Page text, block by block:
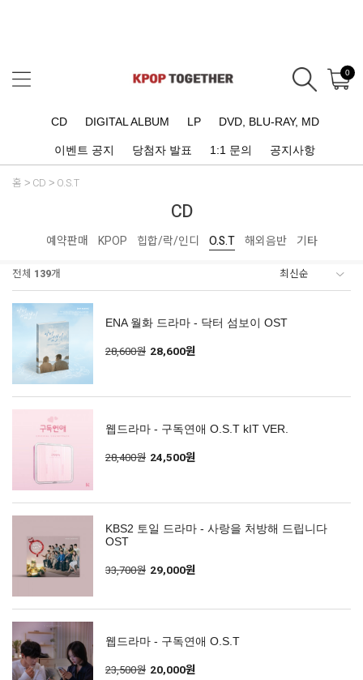
0
CD DIGITAL ALBUM LP DVD, BLU-RAY, MD
이벤트 공지 당첨자 발표 1:1 문의 공지사항
홈 CD O.S.T
CD
예약판매 KPOP 힙합/락/인디 O.S.T 해외음반 기타
전체 139개
ENA 월화 드라마 - 닥터 섬보이 OST
28,600원 28,600원
웹드라마 - 구독연애 O.S.T kIT VER.
28,400원 24,500원
KBS2 토일 드라마 - 사랑을 처방해 드립니다
OST
33,700원 29,000원
웹드라마 - 구독연애 O.S.T
23,500원 20,000원